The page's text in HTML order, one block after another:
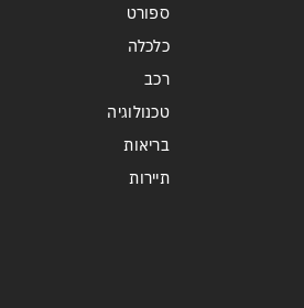
ספורט
כלכלה
רכב
טכנולוגיה
בריאות
תיירות